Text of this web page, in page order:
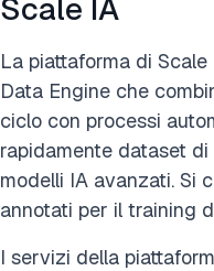
Scale IA
La piattaforma di
Data Engine che
ciclo con processi
rapidamente dataset
modelli IA avanzati. Si
annotati per il training
I servizi della